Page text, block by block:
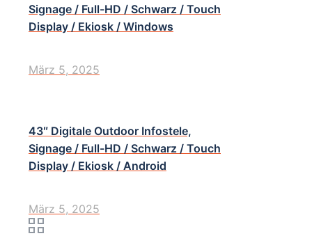
Signage / Full-HD / Schwarz / Touch
Display / Ekiosk / Windows
März 5, 2025
43″ Digitale Outdoor Infostele,
Signage / Full-HD / Schwarz / Touch
Display / Ekiosk / Android
März 5, 2025